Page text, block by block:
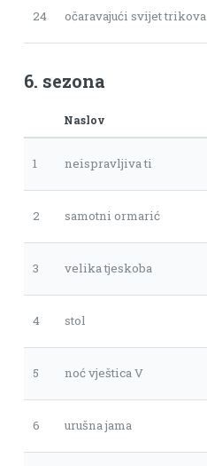
24 očaravajući svijet trikova
6. sezona
Naslov
1 neispravljiva ti
2 samotni ormarić
3 velika tjeskoba
4 stol
5 noć vještica V
6 urušna jama